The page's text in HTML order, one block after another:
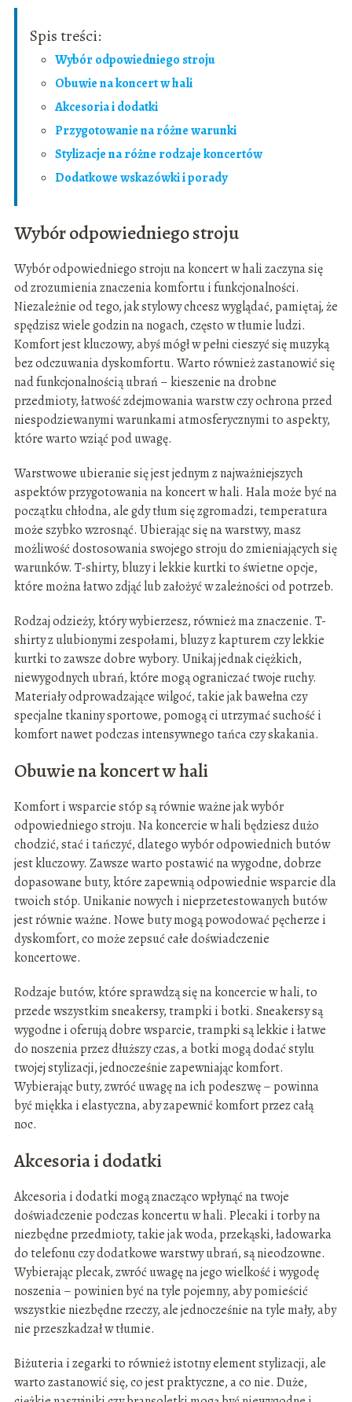
Spis treści:
Wybór odpowiedniego stroju
Obuwie na koncert w hali
Akcesoria i dodatki
Przygotowanie na różne warunki
Stylizacje na różne rodzaje koncertów
Dodatkowe wskazówki i porady
Wybór odpowiedniego stroju
Wybór odpowiedniego stroju na koncert w hali zaczyna się
od zrozumienia znaczenia komfortu i funkcjonalności.
Niezależnie od tego, jak stylowy chcesz wyglądać, pamiętaj, że
spędzisz wiele godzin na nogach, często w tłumie ludzi.
Komfort jest kluczowy, abyś mógł w pełni cieszyć się muzyką
bez odczuwania dyskomfortu. Warto również zastanowić się
nad funkcjonalnością ubrań – kieszenie na drobne
przedmioty, łatwość zdejmowania warstw czy ochrona przed
niespodziewanymi warunkami atmosferycznymi to aspekty,
które warto wziąć pod uwagę.
Warstwowe ubieranie się jest jednym z najważniejszych
aspektów przygotowania na koncert w hali. Hala może być na
początku chłodna, ale gdy tłum się zgromadzi, temperatura
może szybko wzrosnąć. Ubierając się na warstwy, masz
możliwość dostosowania swojego stroju do zmieniających się
warunków. T-shirty, bluzy i lekkie kurtki to świetne opcje,
które można łatwo zdjąć lub założyć w zależności od potrzeb.
Rodzaj odzieży, który wybierzesz, również ma znaczenie. T-
shirty z ulubionymi zespołami, bluzy z kapturem czy lekkie
kurtki to zawsze dobre wybory. Unikaj jednak ciężkich,
niewygodnych ubrań, które mogą ograniczać twoje ruchy.
Materiały odprowadzające wilgoć, takie jak bawełna czy
specjalne tkaniny sportowe, pomogą ci utrzymać suchość i
komfort nawet podczas intensywnego tańca czy skakania.
Obuwie na koncert w hali
Komfort i wsparcie stóp są równie ważne jak wybór
odpowiedniego stroju. Na koncercie w hali będziesz dużo
chodzić, stać i tańczyć, dlatego wybór odpowiednich butów
jest kluczowy. Zawsze warto postawić na wygodne, dobrze
dopasowane buty, które zapewnią odpowiednie wsparcie dla
twoich stóp. Unikanie nowych i nieprzetestowanych butów
jest równie ważne. Nowe buty mogą powodować pęcherze i
dyskomfort, co może zepsuć całe doświadczenie
koncertowe.
Rodzaje butów, które sprawdzą się na koncercie w hali, to
przede wszystkim sneakersy, trampki i botki. Sneakersy są
wygodne i oferują dobre wsparcie, trampki są lekkie i łatwe
do noszenia przez dłuższy czas, a botki mogą dodać stylu
twojej stylizacji, jednocześnie zapewniając komfort.
Wybierając buty, zwróć uwagę na ich podeszwę – powinna
być miękka i elastyczna, aby zapewnić komfort przez całą
noc.
Akcesoria i dodatki
Akcesoria i dodatki mogą znacząco wpłynąć na twoje
doświadczenie podczas koncertu w hali. Plecaki i torby na
niezbędne przedmioty, takie jak woda, przekąski, ładowarka
do telefonu czy dodatkowe warstwy ubrań, są nieodzowne.
Wybierając plecak, zwróć uwagę na jego wielkość i wygodę
noszenia – powinien być na tyle pojemny, aby pomieścić
wszystkie niezbędne rzeczy, ale jednocześnie na tyle mały, aby
nie przeszkadzał w tłumie.
Biżuteria i zegarki to również istotny element stylizacji, ale
warto zastanowić się, co jest praktyczne, a co nie. Duże,